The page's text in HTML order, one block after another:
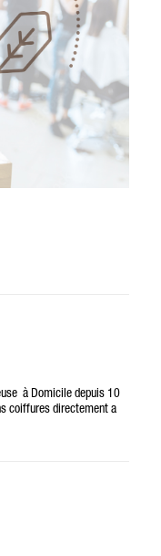
à Domicile depuis 10
coiffures directement a